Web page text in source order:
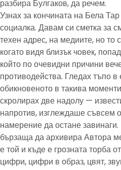
разбира Булгаков, да речем.
Узнах за кончината на Бела
социалка. Давам си сметка за
техен адрес, на медиите, но то
когато видя близък човек,
който по очевидни причини
противодейства. Гледах тъпо в
обикновеното в такива
скролирах две надолу —
напротив, изглеждаше съвсем
намерение да остане
бързаща да архивира Автора
е той и къде е грозната торба
цифри, цифри в образ, цвят,